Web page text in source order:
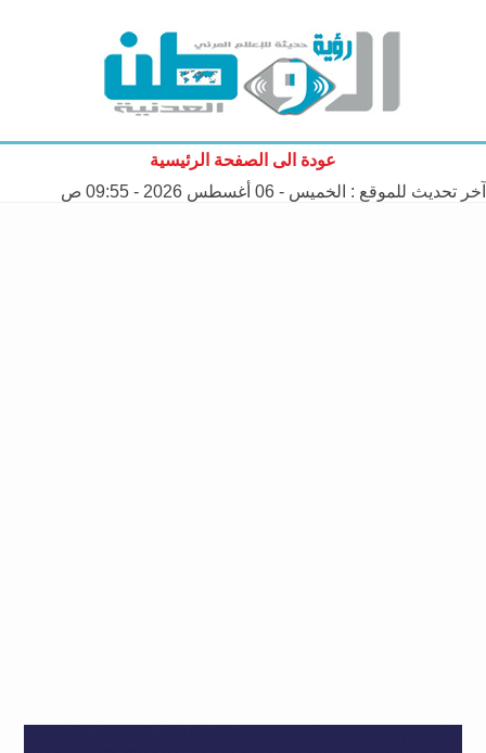
عودة الى الصفحة الرئيسية
آخر تحديث للموقع : الخميس - 06 أغسطس 2026 - 09:55 ص